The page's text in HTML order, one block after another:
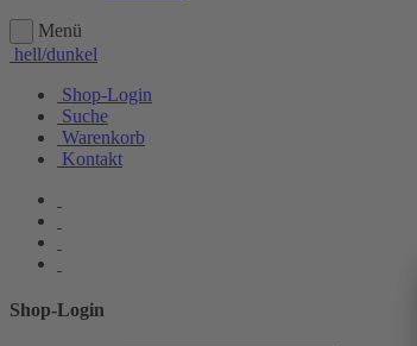
Menü
hell/dunkel
Shop-Login
Suche
Warenkorb
Kontakt
Shop-Login